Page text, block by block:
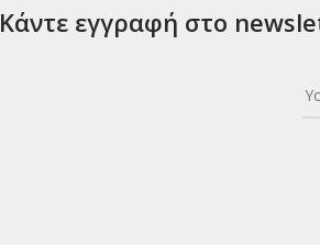
Κάντε εγγραφή στο